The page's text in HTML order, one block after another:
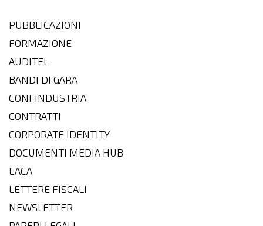
PUBBLICAZIONI
FORMAZIONE
AUDITEL
BANDI DI GARA
CONFINDUSTRIA
CONTRATTI
CORPORATE IDENTITY
DOCUMENTI MEDIA HUB
EACA
LETTERE FISCALI
NEWSLETTER